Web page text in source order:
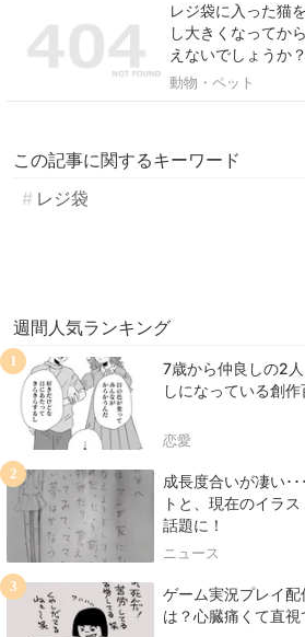
レジ袋に入った猫
し大きくなってか
えないでしょうか？
動物・ペット
この記事に関するキーワード
レジ袋
週間人気ランキング
7歳から仲良しの2
しになっている創作
恋愛
1
成長度合いが凄い･
トと、現在のイラ
話題に！
ニュース
2
ゲーム実況プレイ
は？心臓痛くて直視
3